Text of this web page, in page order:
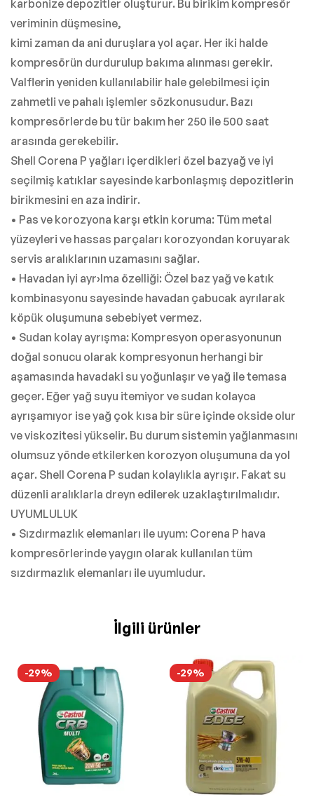
karbonize depozitler oluşturur. Bu birikim kompresör
veriminin düşmesine,
kimi zaman da ani duruşlara yol açar. Her iki halde
kompresörün durdurulup bakıma alınması gerekir.
Valflerin yeniden kullanılabilir hale gelebilmesi için
zahmetli ve pahalı işlemler sözkonusudur. Bazı
kompresörlerde bu tür bakım her 250 ile 500 saat
arasında gerekebilir.
Shell Corena P yağları içerdikleri özel bazyağ ve iyi
seçilmiş katıklar sayesinde karbonlaşmış depozitlerin
birikmesini en aza indirir.
• Pas ve korozyona karşı etkin koruma: Tüm metal
yüzeyleri ve hassas parçaları korozyondan koruyarak
servis aralıklarının uzamasını sağlar.
• Havadan iyi ayr›lma özelliği: Özel baz yağ ve katık
kombinasyonu sayesinde havadan çabucak ayrılarak
köpük oluşumuna sebebiyet vermez.
• Sudan kolay ayrışma: Kompresyon operasyonunun
doğal sonucu olarak kompresyonun herhangi bir
aşamasında havadaki su yoğunlaşır ve yağ ile temasa
geçer. Eğer yağ suyu itemiyor ve sudan kolayca
ayrışamıyor ise yağ çok kısa bir süre içinde okside olur
ve viskozitesi yükselir. Bu durum sistemin yağlanmasını
olumsuz yönde etkilerken korozyon oluşumuna da yol
açar. Shell Corena P sudan kolaylıkla ayrışır. Fakat su
düzenli aralıklarla dreyn edilerek uzaklaştırılmalıdır.
UYUMLULUK
• Sızdırmazlık elemanları ile uyum: Corena P hava
kompresörlerinde yaygın olarak kullanılan tüm
sızdırmazlık elemanları ile uyumludur.
İlgili ürünler
-29% -29%